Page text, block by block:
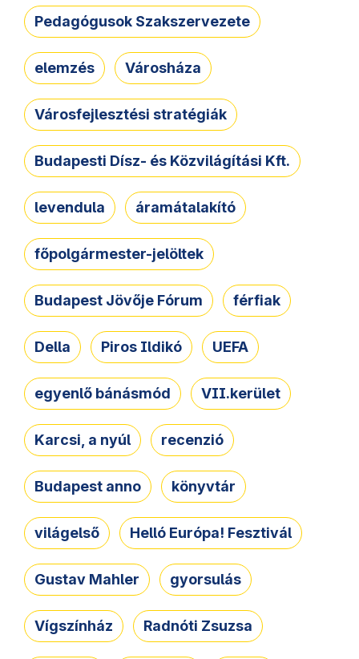
Pedagógusok Szakszervezete
elemzés Városháza
Városfejlesztési stratégiák
Budapesti Dísz- és Közvilágítási Kft.
levendula áramátalakító
főpolgármester-jelöltek
Budapest Jövője Fórum férfiak
Della Piros Ildikó UEFA
egyenlő bánásmód VII.kerület
Karcsi, a nyúl recenzió
Budapest anno könyvtár
világelső Helló Európa! Fesztivál
Gustav Mahler gyorsulás
Vígszínház Radnóti Zsuzsa